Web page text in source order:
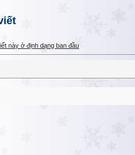
này ở định dạng ban đầu